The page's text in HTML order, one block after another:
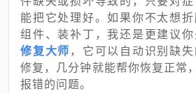
能把它处理好。如果你不太想
组件、装补丁，我还是更建议
修复大师 ，它可以自动识别缺
修复，几分钟就能帮你恢复正常
报错的问题。